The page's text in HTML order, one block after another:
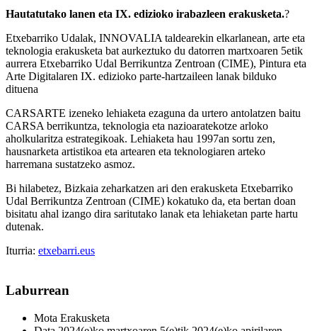
Hautatutako lanen eta IX. edizioko irabazleen erakusketa.?
Etxebarriko Udalak, INNOVALIA taldearekin elkarlanean, arte eta
teknologia erakusketa bat aurkeztuko du datorren martxoaren 5etik
aurrera Etxebarriko Udal Berrikuntza Zentroan (CIME), Pintura eta
Arte Digitalaren IX. edizioko parte-hartzaileen lanak bilduko
dituena
CARSARTE izeneko lehiaketa ezaguna da urtero antolatzen baitu
CARSA berrikuntza, teknologia eta nazioaratekotze arloko
aholkularitza estrategikoak. Lehiaketa hau 1997an sortu zen,
hausnarketa artistikoa eta artearen eta teknologiaren arteko
harremana sustatzeko asmoz.
Bi hilabetez, Bizkaia zeharkatzen ari den erakusketa Etxebarriko
Udal Berrikuntza Zentroan (CIME) kokatuko da, eta bertan doan
bisitatu ahal izango dira saritutako lanak eta lehiaketan parte hartu
dutenak.
Iturria: etxebarri.eus
Laburrean
Mota Erakusketa